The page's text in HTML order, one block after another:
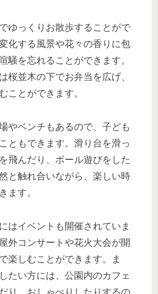
ゆっくりお散歩することがで
化する風景や花々の香りに包
騒を忘れることができます。
桜並木の下でお弁当を広げ、
ことができます。
やベンチもあるので、子ども
ともできます。滑り台を滑っ
飛んだり、ボール遊びをした
と触れ合いながら、楽しい時
ます。
はイベントも開催されていま
外コンサートや花火大会が開
楽しむことができます。ま
たい方には、公園内のカフェ
り、おしゃべりしたりするの